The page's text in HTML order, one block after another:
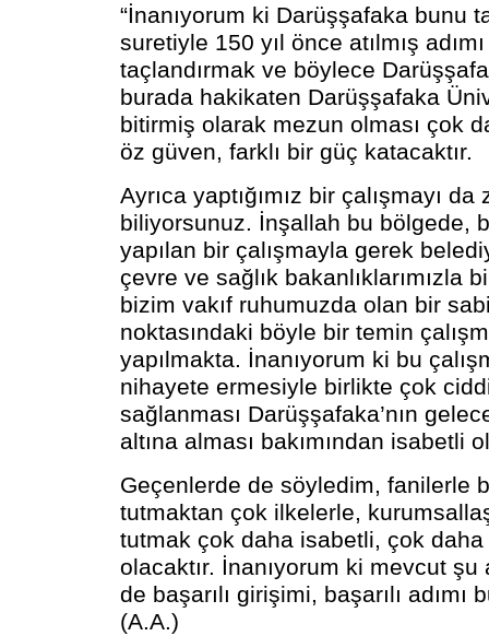
“İnanıyorum ki Darüşşafaka bunu
suretiyle 150 yıl önce atılmış
taçlandırmak ve böylece
burada hakikaten Darüşşafaka
bitirmiş olarak mezun olması çok
öz güven, farklı bir güç katacaktır.
Ayrıca yaptığımız bir çalışmayı da
biliyorsunuz. İnşallah bu bölgede,
yapılan bir çalışmayla gerek
çevre ve sağlık bakanlıklarımızla
bizim vakıf ruhumuzda olan bir
noktasındaki böyle bir temin
yapılmakta. İnanıyorum ki bu
nihayete ermesiyle birlikte çok
sağlanması Darüşşafaka’nın
altına alması bakımından isabetli
Geçenlerde de söyledim, fanilerle
tutmaktan çok ilkelerle,
tutmak çok daha isabetli, çok
olacaktır. İnanıyorum ki mevcut
de başarılı girişimi, başarılı adımı
(A.A.)